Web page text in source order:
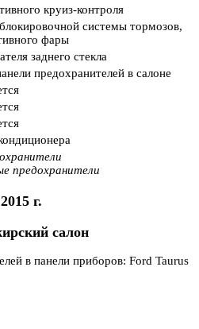
круиз-контроля
системы тормозов,
фары
заднего стекла
предохранителей в салоне
предохранители
2015 г.
салон